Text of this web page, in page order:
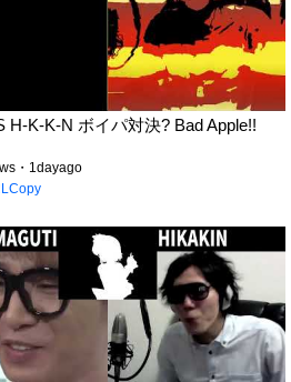
H-K-K-N ボイパ対決? Bad Apple!!
・1dayago